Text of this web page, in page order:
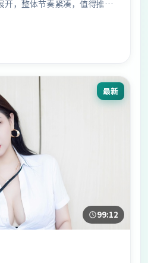
开，整体节奏紧凑，值得推荐
最新
99:12